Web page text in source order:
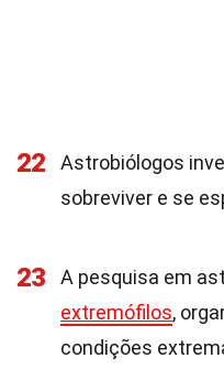
22
Astrobiólogos
sobreviver e se
23
A pesquisa em
extremófilos,
condições